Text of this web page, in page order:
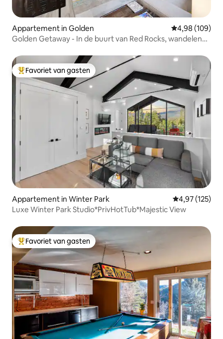
Appartement in Golden Gemiddelde
4,98 (109)
Golden Getaway - In de buurt van Red Rocks, wandelen
Topfavoriet van gasten
Favoriet van gasten
Appartement in Winter Park Gemiddelde
4,97 (125)
Luxe Winter Park Studio*PrivHotTub*Majestic View
Topfavoriet van gasten
Favoriet van gasten